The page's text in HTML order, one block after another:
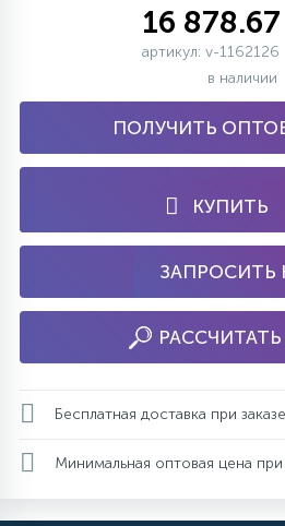
16
артикул: v-1162126
в наличии
ПОЛУЧИТЬ
КУПИТЬ
ЗАПРОСИТЬ
Бесплатная доставка при
Минимальная оптовая цена